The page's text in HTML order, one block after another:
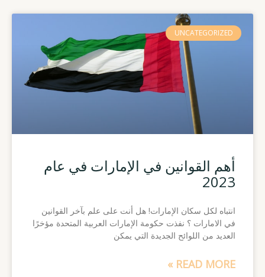
UNCATEGORIZED
أهم القوانين في الإمارات في عام
2023
انتباه لكل سكان الإمارات! هل أنت على علم بآخر القوانين
في الامارات ؟ نفذت حكومة الإمارات العربية المتحدة مؤخرًا
العديد من اللوائح الجديدة التي يمكن
READ MORE »